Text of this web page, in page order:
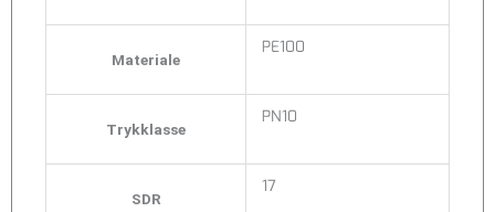
Materiale PE100
Trykklasse PN10
SDR 17